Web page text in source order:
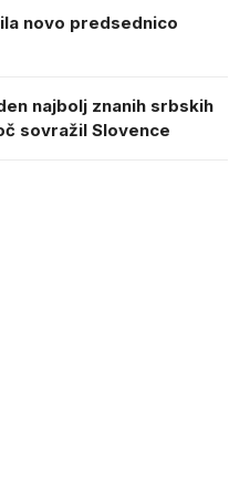
novo predsednico
najbolj znanih srbskih
sovražil Slovence